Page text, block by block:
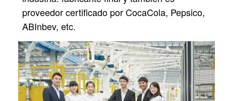
proveedor certificado por CocaCola, Pepsico,
ABInbev, etc.